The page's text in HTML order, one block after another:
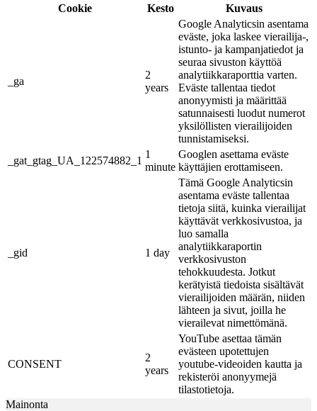
Cookie
Kesto Kuvaus
_ga
2
years
Google Analyticsin asentama
eväste, joka laskee vierailija-,
istunto- ja kampanjatiedot ja
seuraa sivuston käyttöä
analytiikkaraporttia varten.
Eväste tallentaa tiedot
anonyymisti ja määrittää
satunnaisesti luodut numerot
yksilöllisten vierailijoiden
tunnistamiseksi.
_gat_gtag_UA_122574882_1
1
minute
Googlen asettama eväste
käyttäjien erottamiseen.
_gid 1 day
Tämä Google Analyticsin
asentama eväste tallentaa
tietoja siitä, kuinka vierailijat
käyttävät verkkosivustoa, ja
luo samalla
analytiikkaraportin
verkkosivuston
tehokkuudesta. Jotkut
kerätyistä tiedoista sisältävät
vierailijoiden määrän, niiden
lähteen ja sivut, joilla he
vierailevat nimettömänä.
CONSENT
2
years
YouTube asettaa tämän
evästeen upotettujen
youtube-videoiden kautta ja
rekisteröi anonyymejä
tilastotietoja.
Mainonta